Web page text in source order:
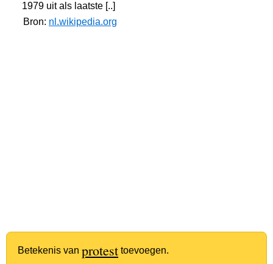
1979 uit als laatste [..]
Bron: nl.wikipedia.org
Betekenis van protest toevoegen.